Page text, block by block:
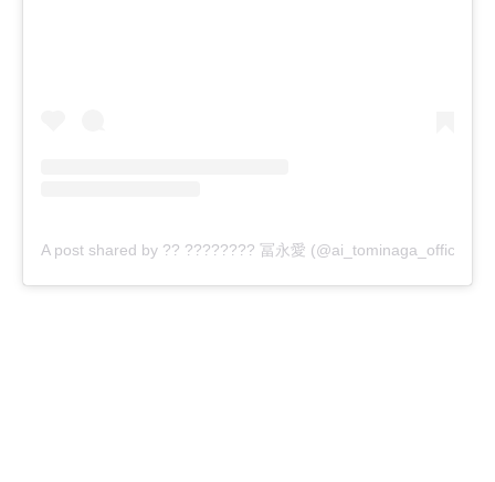
A post shared by ?? ???????? 冨永愛 (@ai_tominaga_official)